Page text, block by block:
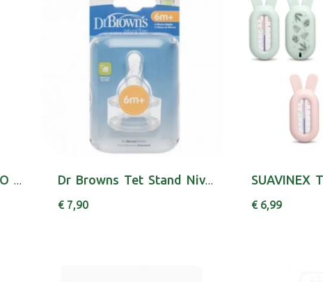
ISDIN BABY NAT LOCAO CORPO HIDRAT 400ML, Dr Browns Tet Stand Nivel 3 X 2
€ 7,90 € 6,99